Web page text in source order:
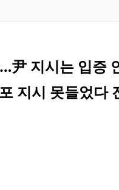
尹 지시는 입증
지시 못들었다